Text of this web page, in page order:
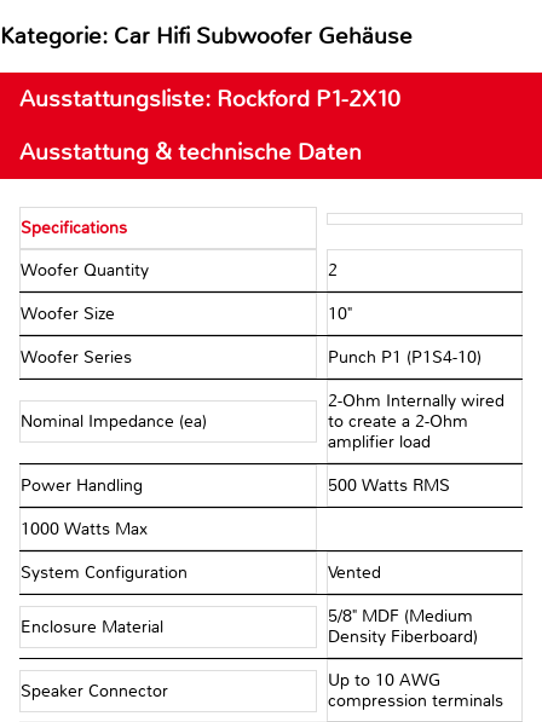
Kategorie: Car Hifi Subwoofer Gehäuse
Ausstattungsliste: Rockford P1-2X10
Ausstattung & technische Daten
Specifications
Woofer Quantity 2
Woofer Size 10"
Woofer Series Punch P1 (P1S4-10)
Nominal Impedance (ea)
2-Ohm Internally wired
to create a 2-Ohm
amplifier load
Power Handling 500 Watts RMS
1000 Watts Max
System Configuration Vented
Enclosure Material
5/8" MDF (Medium
Density Fiberboard)
Speaker Connector
Up to 10 AWG
compression terminals